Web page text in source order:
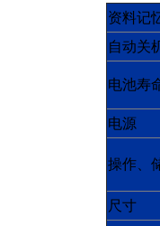
资料记
自动关
电池寿
电源
操作、
尺寸